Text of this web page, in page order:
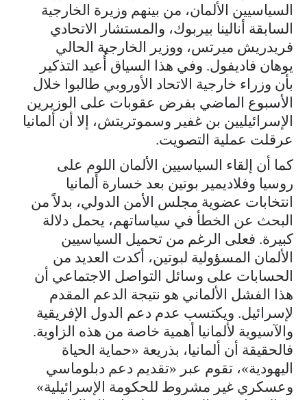
السياسيين الألمان، من بينهم وزيرة الخارجية
السابقة أنالينا بيربوك، والمستشار الاتحادي
فريدريش ميرتس، ووزير الخارجية الحالي
يوهان فاديفول. وفي هذا السياق أُعيد التذكير
بأن وزراء خارجية الاتحاد الأوروبي طالبوا خلال
الأسبوع الماضي بفرض عقوبات على الوزيرين
الإسرائيليين بن غفير وسموتريتش، إلا أن ألمانيا
عرقلت عملية التصويت.
كما أن إلقاء السياسيين الألمان اللوم على
روسيا وفلاديمير بوتين بعد خسارة ألمانيا
انتخابات عضوية مجلس الأمن الدولي، بدلاً من
البحث عن الخطأ في سياساتهم، يحمل دلالة
كبيرة. فعلى الرغم من تحميل السياسيين
الألمان المسؤولية لبوتين، أكدت العديد من
الحسابات على وسائل التواصل الاجتماعي أن
هذا الفشل الألماني هو نتيجة الدعم المقدم
لإسرائيل. ويكتسب عدم دعم الدول الإفريقية
والآسيوية لألمانيا أهمية خاصة من هذه الزاوية.
فالحقيقة أن ألمانيا، بذريعة «حماية الحياة
اليهودية»، تقوم عبر «تقديم دعم دبلوماسي
وعسكري غير مشروط للحكومة الإسرائيلية»